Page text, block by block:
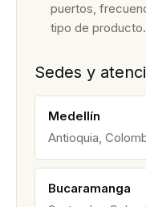
puertos,
tipo de producto.
Sedes y
Medellín
Antioquia,
Bucaramanga